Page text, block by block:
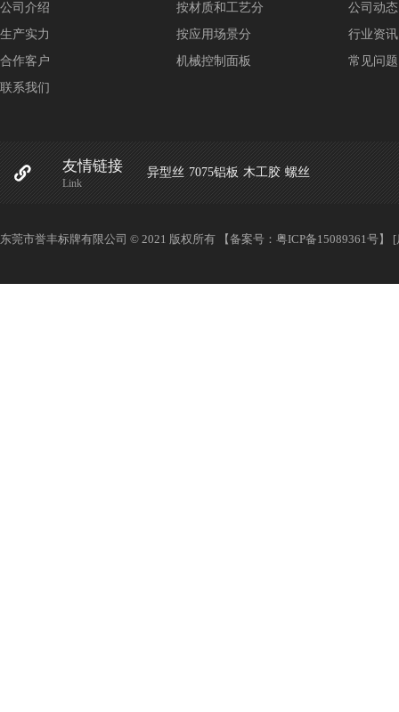
公司介绍
生产实力
合作客户
联系我们
按材质和工艺分
按应用场景分
机械控制面板
公司动态
行业资讯
常见问题
友情链接
Link
异型丝 7075铝板 木工胶 螺丝
东莞市誉丰标牌有限公司 © 2021 版权所有 【备案号： 粤ICP备15089361号】 [